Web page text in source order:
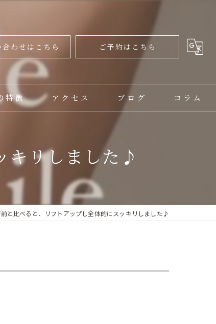
合わせはこちら ご予約はこちら
特徴 アクセス ブログ コラム
キリしました♪
と比べると、リフトアップし全体的にスッキリしました♪